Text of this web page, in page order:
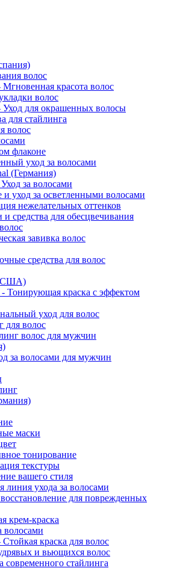
волос
красота волос
волос
Уход для окрашенных волосы
для стайлинга
волос
флаконе
уход за волосами
(Германия)
за волосами
уход за осветленными волосами
нежелательных оттенков
средства для обесцвечивания
завивка волос
средства для волос
(США)
- Тонирующая краска с эффектом
уход для волос
для волос
волос для мужчин
за волосами для мужчин
маски
тонирование
текстуры
вашего стиля
линия ухода за волосами
для поврежденных
крем-краска
волосами
краска для волос
и вьющихся волос
современного стайлинга